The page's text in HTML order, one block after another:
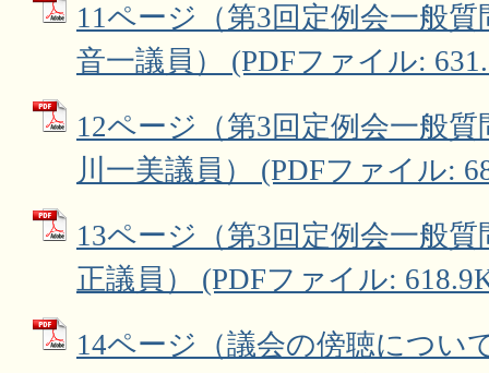
11ページ（第3回定例会一般
音一議員） (PDFファイル:
12ページ（第3回定例会一般
川一美議員） (PDFファイル:
13ページ（第3回定例会一般
正議員） (PDFファイル:
14ページ（議会の傍聴につい